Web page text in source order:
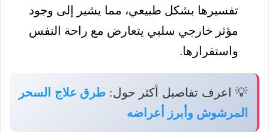
تفسيرها بشكل طبيعي، مما يشير إلى وجود
مؤثر خارجي سلبي يتعارض مع راحة النفس
واستقرارها.
💡 اعرف تفاصيل أكثر حول: طرق علاج السحر
المرشوش وأبرز أعراضه